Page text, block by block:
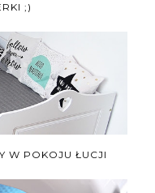
;)
W POKOJU ŁUCJI